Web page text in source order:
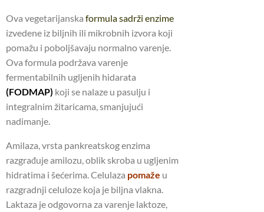
Ova vegetarijanska formula sadrži enzime
izvedene iz biljnih ili mikrobnih izvora koji
pomažu i poboljšavaju normalno varenje.
Ova formula podržava varenje
fermentabilnih ugljenih hidarata
(FODMAP) koji se nalaze u pasulju i
integralnim žitaricama, smanjujući
nadimanje.
Amilaza, vrsta pankreatskog enzima
razgrađuje amilozu, oblik skroba u ugljenim
hidratima i šećerima. Celulaza pomaže u
razgradnji celuloze koja je biljna vlakna.
Laktaza je odgovorna za varenje laktoze,